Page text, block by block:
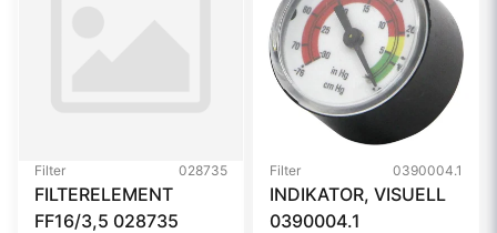
Filter 028735
FILTERELEMENT
FF16/3,5 028735
Filter 0390004.1
INDIKATOR, VISUELL
0390004.1